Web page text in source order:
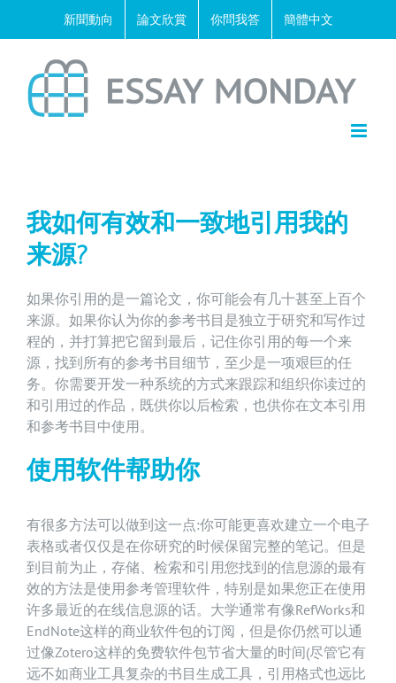
新聞動向 論文欣賞 你問我答 簡體中文
我如何有效和一致地引用我的
来源?
如果你引用的是一篇论文，你可能会有几十甚至上百个
来源。如果你认为你的参考书目是独立于研究和写作过
程的，并打算把它留到最后，记住你引用的每一个来
源，找到所有的参考书目细节，至少是一项艰巨的任
务。你需要开发一种系统的方式来跟踪和组织你读过的
和引用过的作品，既供你以后检索，也供你在文本引用
和参考书目中使用。
使用软件帮助你
有很多方法可以做到这一点:你可能更喜欢建立一个电子
表格或者仅仅是在你研究的时候保留完整的笔记。但是
到目前为止，存储、检索和引用您找到的信息源的最有
效的方法是使用参考管理软件，特别是如果您正在使用
许多最近的在线信息源的话。大学通常有像RefWorks和
EndNote这样的商业软件包的订阅，但是你仍然可以通
过像Zotero这样的免费软件包节省大量的时间(尽管它有
远不如商业工具复杂的书目生成工具，引用格式也远比